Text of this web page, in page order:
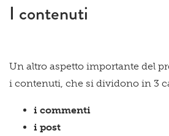
I contenuti
Un altro aspetto importante del
i contenuti, che si dividono in 3
i commenti
i post